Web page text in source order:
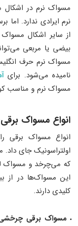
مسواک نرم در
نرم ایرادی ندارد.
از سایر اشکال
بیضی یا مربعی
نامیده می‌شود. برای
مسواک نرم و مناسب
انواع مسواک
انواع مسواک برقی
اولتراسونیک جای
که می‌چرخد و مسواک
این مسواک‌ها در از
کلیدی دارند.
مسواک برقی چرخشی